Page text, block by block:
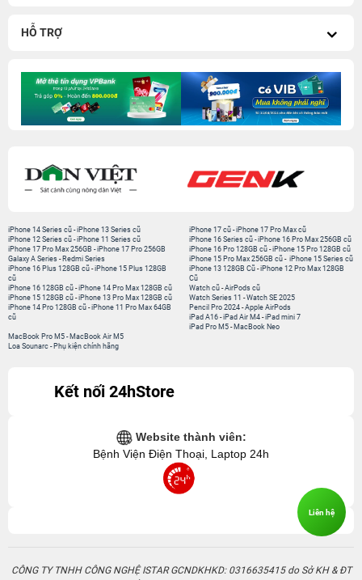
HỖ TRỢ
iPhone 14 Series cũ -iPhone 13 Series cũ
iPhone 12 Series cũ -iPhone 11 Series cũ
iPhone 17 Pro Max 256GB -iPhone 17 Pro 256GB
Galaxy A Series - Redmi Series
iPhone 17 cũ -iPhone 17 Pro Max cũ
iPhone 16 Series cũ - iPhone 16 Pro Max 256GB cũ
iPhone 16 Pro 128GB cũ -iPhone 15 Pro 128GB cũ
iPhone 15 Pro Max 256GB cũ - iPhone 15 Series cũ
iPhone 16 Plus 128GB cũ -iPhone 15 Plus 128GB
cũ
iPhone 16 128GB cũ -iPhone 14 Pro Max 128GB cũ
iPhone 15 128GB cũ -iPhone 13 Pro Max 128GB cũ
iPhone 14 Pro 128GB cũ -iPhone 11 Pro Max 64GB
cũ
iPhone 13 128GB Cũ -iPhone 12 Pro Max 128GB
Cũ
Watch cũ -AirPods cũ
Watch Series 11 -Watch SE 2025
Pencil Pro 2024 -Apple AirPods
iPad A16 -iPad Air M4 -iPad mini 7
iPad Pro M5 - MacBook Neo
MacBook Pro M5 - MacBook Air M5
Loa Sounarc - Phụ kiện chính hãng
Kết nối 24hStore
Website thành viên:
Bệnh Viện Điện Thoại, Laptop 24h
CÔNG TY TNHH CÔNG NGHỆ ISTAR GCNDKHKD: 0316635415 do Sở KH & ĐT
Liên hệ